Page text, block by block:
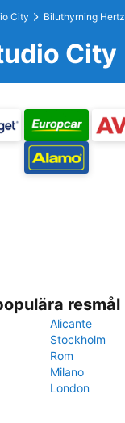
City Biluthyrning Hertz
City
resmål
Alicante
Stockholm
Rom
Milano
London